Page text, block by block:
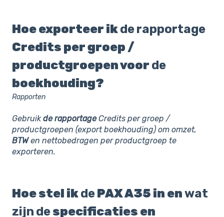
Hoe exporteer ikderapportage
Credits per groep /
productgroepen voor de
boekhouding?
Rapporten
Gebruikde rapportage Credits per groep /
productgroepen (export boekhouding) om omzet,
BTWen nettobedragen per productgroep te
exporteren.
Hoe stel ikdePAX A35 in enwat
zijn despecificaties en